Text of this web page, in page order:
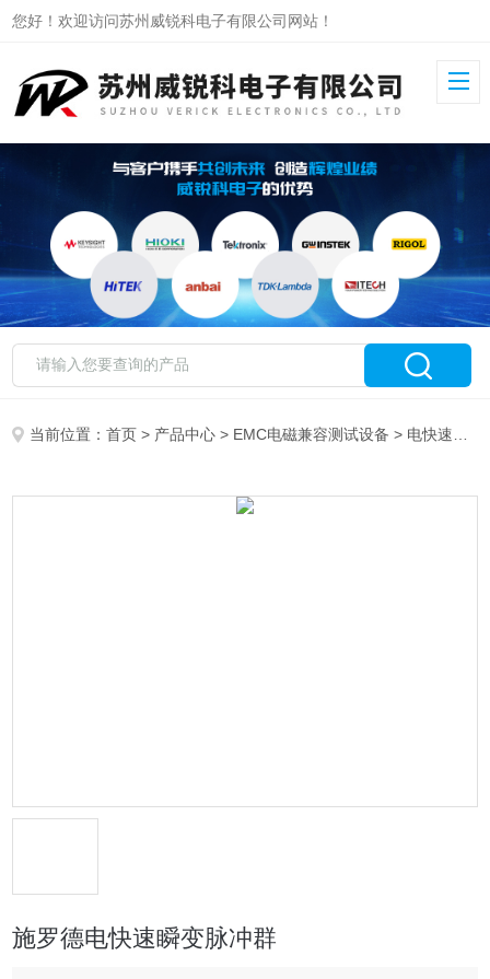
您好！欢迎访问苏州威锐科电子有限公司网站！
当前位置：首页 > 产品中心 > EMC电磁兼容测试设备 > 电快速瞬变脉冲群模拟器
施罗德电快速瞬变脉冲群